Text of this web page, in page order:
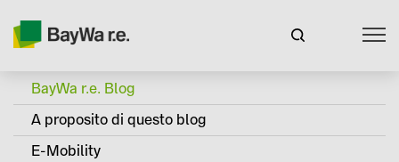
BayWa r.e. Blog
A proposito di questo blog
E-Mobility